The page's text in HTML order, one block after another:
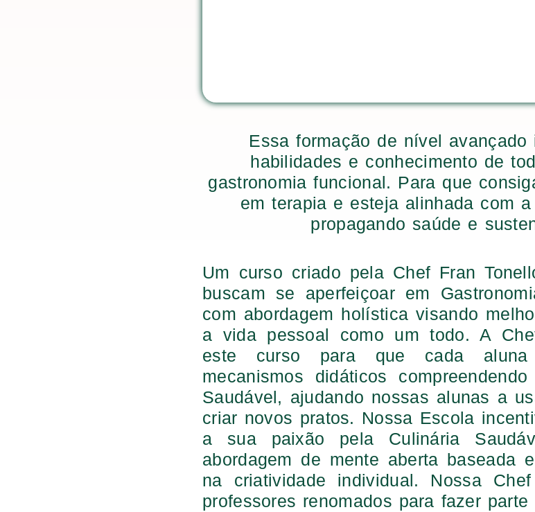
Essa formação de nível avançado
habilidades e conhecimento de
gastronomia funcional. Para que
em terapia e esteja alinhada com
propagando saúde e
Um curso criado pela Chef Fran
buscam se aperfeiçoar em
com abordagem holística visando
a vida pessoal como um todo. A
este curso para que cada aluna
mecanismos didáticos
Saudável, ajudando nossas alunas a
criar novos pratos. Nossa Escola
a sua paixão pela Culinária
abordagem de mente aberta baseada
na criatividade individual. Nossa
professores renomados para fazer